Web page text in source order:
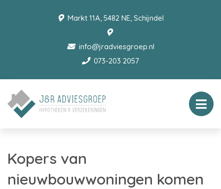
Markt 11A, 5482 NE, Schijndel
info@jradviesgroep.nl
073-203 2057
Kopers van
nieuwbouwwoningen komen